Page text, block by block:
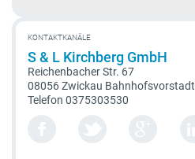
KONTAKTKANÄLE
S & L Kirchberg GmbH
Reichenbacher Str. 67
08056 Zwickau Bahnhofsvorstadt
Telefon 0375303530